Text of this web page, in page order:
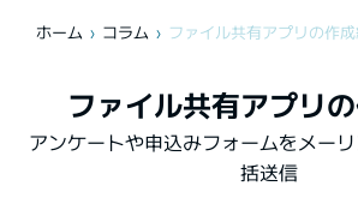
ホーム コラム ファイル共有アプリの作
ファイル共有アプリ
アンケートや申込みフォームをメー
括送信